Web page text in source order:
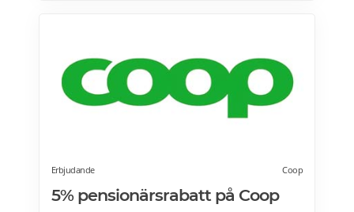
Erbjudande Coop
5% pensionärsrabatt på Coop